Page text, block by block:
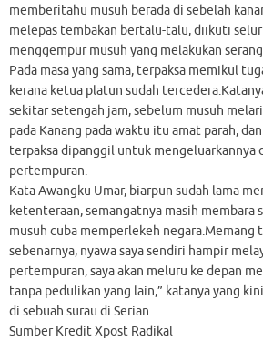
memberitahu musuh berada di sebelah
melepas tembakan bertalu-talu, diikuti
menggempur musuh yang melakukan
Pada masa yang sama, terpaksa memikul
kerana ketua platun sudah
sekitar setengah jam, sebelum musuh
pada Kanang pada waktu itu amat parah,
terpaksa dipanggil untuk mengeluarkannya
pertempuran.
Kata Awangku Umar, biarpun sudah lama
ketenteraan, semangatnya masih membara
musuh cuba memperlekeh negara.Memang
sebenarnya, nyawa saya sendiri hampir
pertempuran, saya akan meluru ke depan
tanpa pedulikan yang lain,” katanya yang
di sebuah surau di Serian.
Sumber Kredit Xpost Radikal